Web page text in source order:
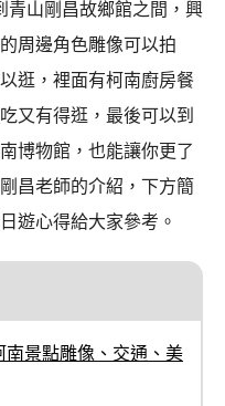
青山剛昌故鄉館之間，興
周邊角色雕像可以拍
逛，裡面有柯南廚房餐
又有得逛，最後可以到
博物館，也能讓你更了
昌老師的介紹，下方簡
遊心得給大家參考。
南景點雕像、交通、美